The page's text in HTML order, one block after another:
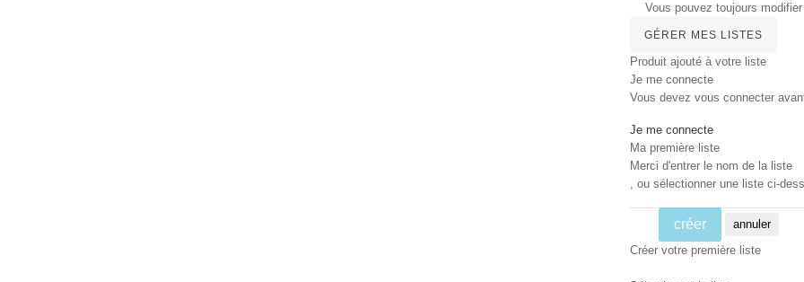
Vous pouvez toujours
GÉRER MES LISTES
Produit ajouté à votre liste
Je me connecte
Vous devez vous connecter
Je me connecte
Ma première liste
Merci d'entrer le nom de la liste
, ou sélectionner une liste ci-
créer
annuler
Créer votre première liste